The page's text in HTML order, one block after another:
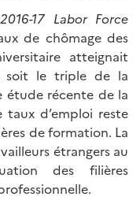
2016-17 Labor Force
de chômage des
atteignait
soit le triple de la
étude récente de la
d’emploi reste
de formation. La
étrangers au
des filières